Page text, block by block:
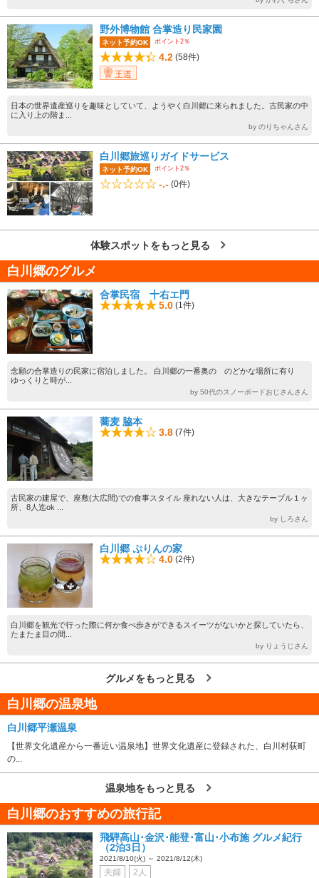
野外博物館 合掌造り民家園
ネット予約OK ポイント2％
4.2 (58件)
王道
日本の世界遺産巡りを趣味としていて、ようやく白川郷に来られました。古民家の中
に入り上の階ま...
by のりちゃんさん
白川郷旅巡りガイドサービス
ネット予約OK ポイント2％
-.- (0件)
体験スポットをもっと見る
白川郷のグルメ
合掌民宿 十右エ門
5.0 (1件)
念願の合掌造りの民家に宿泊しました。 白川郷の一番奥の のどかな場所に有り
ゆっくりと時が...
by 50代のスノーボードおじさんさん
蕎麦 脇本
3.8 (7件)
古民家の建屋で、座敷(大広間)での食事スタイル 座れない人は、大きなテーブル１ヶ
所、8人迄ok ...
by しろさん
白川郷 ぷりんの家
4.0 (2件)
白川郷を観光で行った際に何か食べ歩きができるスイーツがないかと探していたら、
たまたま目の間...
by りょうじさん
グルメをもっと見る
白川郷の温泉地
白川郷平瀬温泉
【世界文化遺産から一番近い温泉地】世界文化遺産に登録された、白川村荻町
の...
温泉地をもっと見る
白川郷のおすすめの旅行記
飛騨高山･金沢･能登･富山･小布施 グルメ紀行
（2泊3日）
2021/8/10(火) ～ 2021/8/12(木)
夫婦 2人